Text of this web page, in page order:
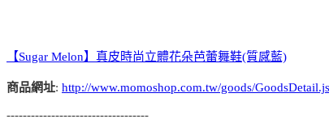
【Sugar Melon】真皮時尚立體花朵芭蕾舞鞋(質感藍)
商品網址: http://www.momoshop.com.tw/goods/
-----------------------------------